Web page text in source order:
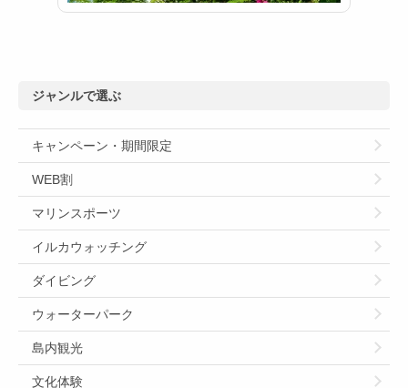
ジャンルで選ぶ
キャンペーン・期間限定
WEB割
マリンスポーツ
イルカウォッチング
ダイビング
ウォーターパーク
島内観光
文化体験